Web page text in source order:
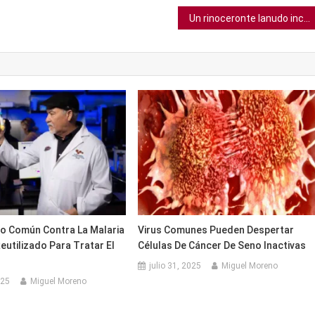
Común Contra La Malaria
Para Tratar El
Miguel Moreno
Virus Comunes Pueden Despertar
Células De Cáncer De Seno Inactivas
julio 31, 2025 Miguel Moreno